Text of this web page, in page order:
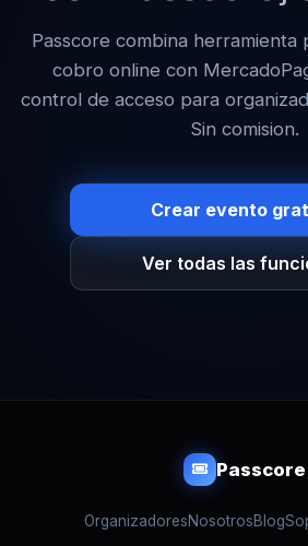
Passcore combina herramienta
cobro online con
control de acceso para
Sin comision.
Crear evento
Ver todas las
Passcore
OrganizadoresNosotrosBlog